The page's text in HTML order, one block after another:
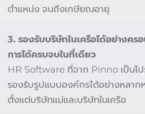
ตำแหน่ง จนถึงเกษียณอายุ
3. รองรับบริษัทในเครือได้อย่างคร
การได้ครบจบในที่เดียว
HR Software ที่จาก Pinno เป็นโ
รองรับรูปแบบองค์กรได้อย่างหลาก
ตั้งแต่บริษัทแม่และบริษัทในเครือ